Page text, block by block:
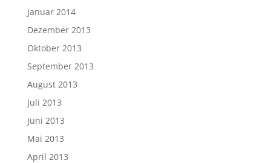
Januar 2014
Dezember 2013
Oktober 2013
September 2013
August 2013
Juli 2013
Juni 2013
Mai 2013
April 2013